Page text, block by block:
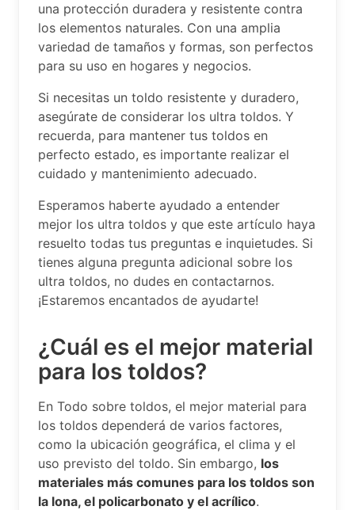
una protección duradera y resistente contra
los elementos naturales. Con una amplia
variedad de tamaños y formas, son perfectos
para su uso en hogares y negocios.
Si necesitas un toldo resistente y duradero,
asegúrate de considerar los ultra toldos. Y
recuerda, para mantener tus toldos en
perfecto estado, es importante realizar el
cuidado y mantenimiento adecuado.
Esperamos haberte ayudado a entender
mejor los ultra toldos y que este artículo haya
resuelto todas tus preguntas e inquietudes. Si
tienes alguna pregunta adicional sobre los
ultra toldos, no dudes en contactarnos.
¡Estaremos encantados de ayudarte!
¿Cuál es el mejor material
para los toldos?
En Todo sobre toldos, el mejor material para
los toldos dependerá de varios factores,
como la ubicación geográfica, el clima y el
uso previsto del toldo. Sin embargo, los
materiales más comunes para los toldos son
la lona, el policarbonato y el acrílico.